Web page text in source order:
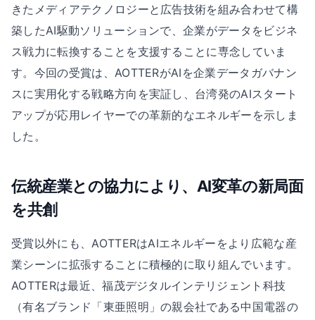
きたメディアテクノロジーと広告技術を組み合わせて構
築したAI駆動ソリューションで、企業がデータをビジネ
ス戦力に転換することを支援することに専念していま
す。今回の受賞は、AOTTERがAIを企業データガバナン
スに実用化する戦略方向を実証し、台湾発のAIスタート
アップが応用レイヤーでの革新的なエネルギーを示しま
した。
伝統産業との協力により、AI変革の新局面
を共創
受賞以外にも、AOTTERはAIエネルギーをより広範な産
業シーンに拡張することに積極的に取り組んでいます。
AOTTERは最近、福茂デジタルインテリジェント科技
（有名ブランド「東亜照明」の親会社である中国電器の